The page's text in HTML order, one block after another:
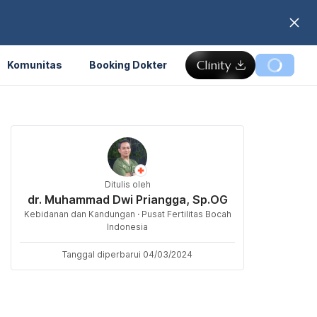
Komunitas Booking Dokter
Ditulis oleh
dr. Muhammad Dwi Priangga, Sp.OG
Kebidanan dan Kandungan · Pusat Fertilitas Bocah
Indonesia
Tanggal diperbarui 04/03/2024